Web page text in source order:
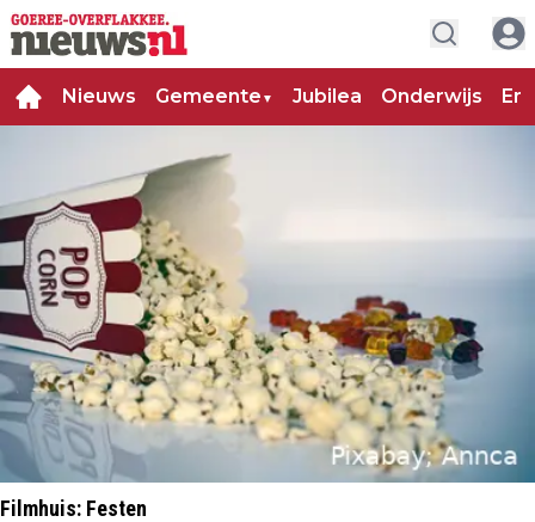
Nieuws Gemeente ▼ Jubilea Onderwijs
Filmhuis: Festen